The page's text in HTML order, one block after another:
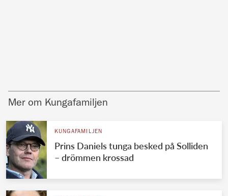
Mer om Kungafamiljen
KUNGAFAMILJEN
Prins Daniels tunga besked på Solliden
– drömmen krossad